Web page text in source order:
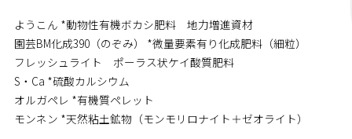
ようこん *動物性有機ボカシ肥料 地力増進資材
園芸BM化成390（のぞみ） *微量要素有り化成肥料（細粒）
フレッシュライト ポーラス状ケイ酸質肥料
S・Ca *硫酸カルシウム
オルガペレ *有機質ペレット
モンネン *天然粘土鉱物（モンモリロナイト＋ゼオライト）